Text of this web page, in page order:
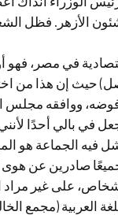
الأزهر. فظل
في مصر، فهو
حيث إن هذا من
فوضه، ووافقه
في بالي أحدًا
فيه الجماعة هو
صادرين عن
على غير مراد
اللغة العربية